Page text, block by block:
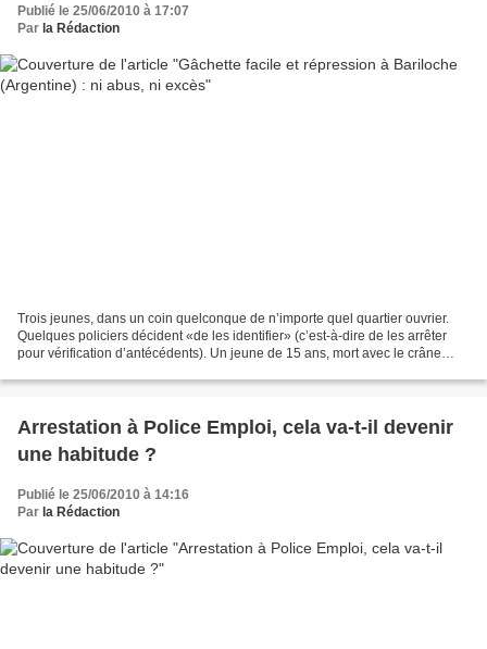
Publié le 25/06/2010 à 17:07
Par la Rédaction
Trois jeunes, dans un coin quelconque de n’importe quel quartier ouvrier.
Quelques policiers décident «de les identifier» (c’est-à-dire de les arrêter
pour vérification d’antécédents). Un jeune de 15 ans, mort avec le crâne
Arrestation à Police Emploi, cela va-t-il devenir
une habitude ?
Publié le 25/06/2010 à 14:16
Par la Rédaction